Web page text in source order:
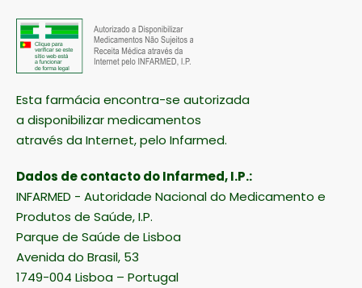
Esta farmácia encontra-se autorizada
a disponibilizar medicamentos
através da Internet, pelo Infarmed.
Dados de contacto do Infarmed, I.P.:
INFARMED - Autoridade Nacional do Medicamento e
Produtos de Saúde, I.P.
Parque de Saúde de Lisboa
Avenida do Brasil, 53
1749-004 Lisboa – Portugal